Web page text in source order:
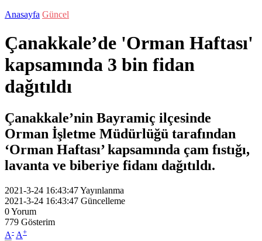
Anasayfa Güncel
Çanakkale’de 'Orman Haftası'
kapsamında 3 bin fidan
dağıtıldı
Çanakkale’nin Bayramiç ilçesinde
Orman İşletme Müdürlüğü tarafından
‘Orman Haftası’ kapsamında çam fıstığı,
lavanta ve biberiye fidanı dağıtıldı.
2021-3-24 16:43:47Yayınlanma
2021-3-24 16:43:47 Güncelleme
0Yorum
779 Gösterim
A- A+